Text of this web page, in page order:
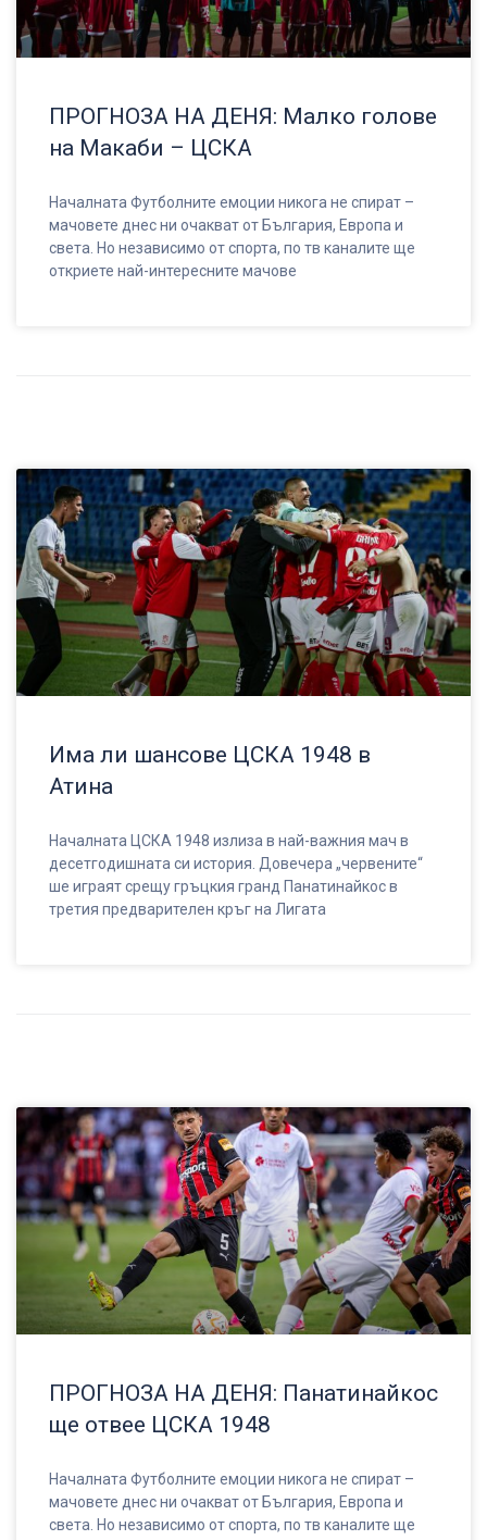
ПРОГНОЗА НА ДЕНЯ: Малко голове
на Макаби – ЦСКА
Началната Футболните емоции никога не спират –
мачовете днес ни очакват от България, Европа и
света. Но независимо от спорта, по тв каналите ще
откриете най-интересните мачове
Има ли шансове ЦСКА 1948 в
Атина
Началната ЦСКА 1948 излиза в най-важния мач в
десетгодишната си история. Довечера „червените“
ше играят срещу гръцкия гранд Панатинайкос в
третия предварителен кръг на Лигата
ПРОГНОЗА НА ДЕНЯ: Панатинайкос
ще отвее ЦСКА 1948
Началната Футболните емоции никога не спират –
мачовете днес ни очакват от България, Европа и
света. Но независимо от спорта, по тв каналите ще